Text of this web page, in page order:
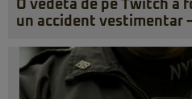
O vedetă de pe Twitch a
un accident vestimentar